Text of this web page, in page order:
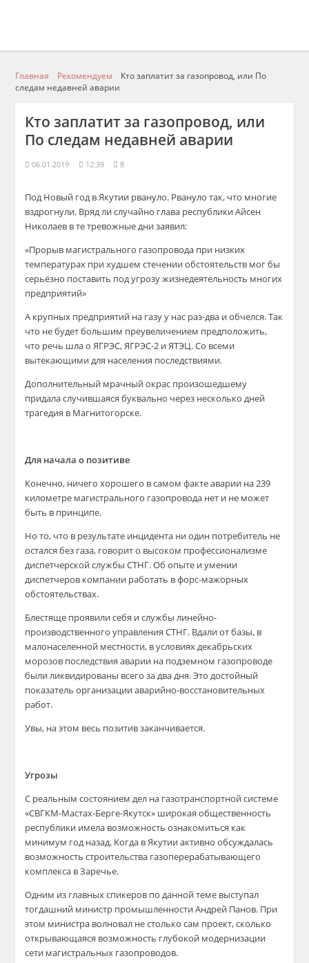
Главная Рекомендуем
Кто заплатит за газопровод, или По
следам недавней аварии
Кто заплатит за газопровод, или
По следам недавней аварии
06.01.2019 12:39 8
Под Новый год в Якутии рвануло. Рвануло так, что многие
вздрогнули. Вряд ли случайно глава республики Айсен
Николаев в те тревожные дни заявил:
«Прорыв магистрального газопровода при низких
температурах при худшем стечении обстоятельств мог бы
серьёзно поставить под угрозу жизнедеятельность многих
предприятий»
А крупных предприятий на газу у нас раз-два и обчелся. Так
что не будет большим преувеличением предположить,
что речь шла о ЯГРЭС, ЯГРЭС-2 и ЯТЭЦ. Со всеми
вытекающими для населения последствиями.
Дополнительный мрачный окрас произошедшему
придала случившаяся буквально через несколько дней
трагедия в Магнитогорске.
Для начала о позитиве
Конечно, ничего хорошего в самом факте аварии на 239
километре магистрального газопровода нет и не может
быть в принципе.
Но то, что в результате инцидента ни один потребитель не
остался без газа, говорит о высоком профессионализме
диспетчерской службы СТНГ. Об опыте и умении
диспетчеров компании работать в форс-мажорных
обстоятельствах.
Блестяще проявили себя и службы линейно-
производственного управления СТНГ. Вдали от базы, в
малонаселенной местности, в условиях декабрьских
морозов последствия аварии на подземном газопроводе
были ликвидированы всего за два дня. Это достойный
показатель организации аварийно-восстановительных
работ.
Увы, на этом весь позитив заканчивается.
Угрозы
С реальным состоянием дел на газотранспортной системе
«СВГКМ-Мастах-Берге-Якутск» широкая общественность
республики имела возможность ознакомиться как
минимум год назад. Когда в Якутии активно обсуждалась
возможность строительства газоперерабатывающего
комплекса в Заречье.
Одним из главных спикеров по данной теме выступал
тогдашний министр промышленности Андрей Панов. При
этом министра волновал не столько сам проект, сколько
открывающаяся возможность глубокой модернизации
сети магистральных газопроводов.